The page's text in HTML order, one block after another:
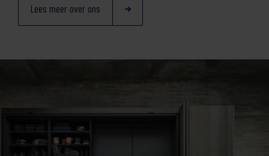
Lees meer over ons